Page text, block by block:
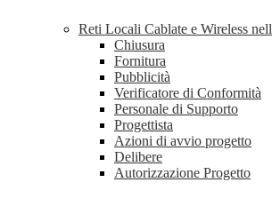
Reti Locali Cablate e Wireless
Chiusura
Fornitura
Pubblicità
Verificatore di Conformità
Personale di Supporto
Progettista
Azioni di avvio progetto
Delibere
Autorizzazione Progetto